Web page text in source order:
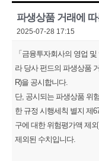
2025-07-28 17:15
「금융투자회사의 영업
라 당사 펀드의 파생상품
R)을 공시합니다.
단, 공시되는 파생상품 위
한 규정 시행세칙 별지 제
구에 대한 위험평가액 제
제외된 수치입니다.